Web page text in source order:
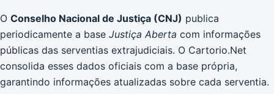
O Conselho Nacional de Justiça (CNJ) publica
periodicamente a base Justiça Aberta com informações
públicas das serventias extrajudiciais. O Cartorio.Net
consolida esses dados oficiais com a base própria,
garantindo informações atualizadas sobre cada serventia.